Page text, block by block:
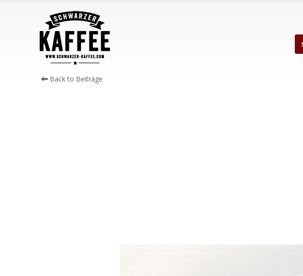
Back to Beiträge